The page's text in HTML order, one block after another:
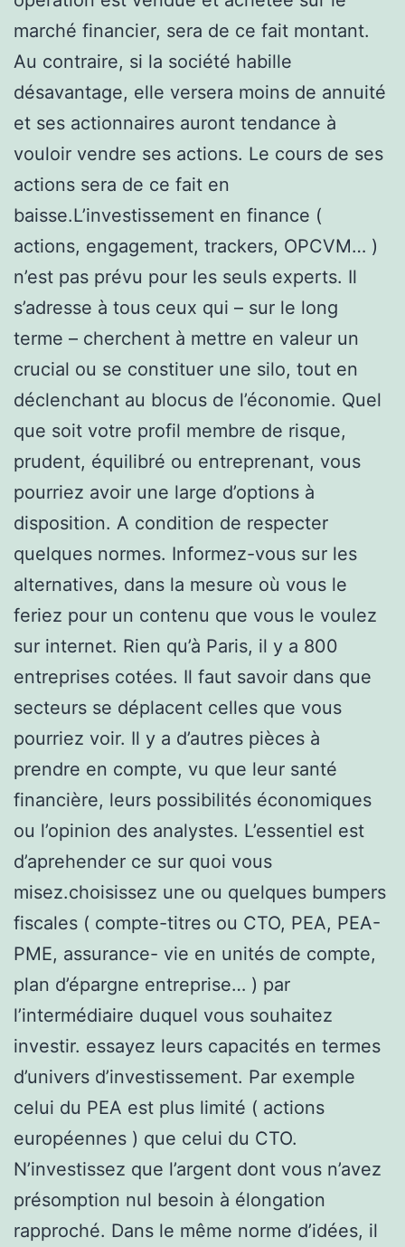
marché financier, sera de ce fait montant.
Au contraire, si la société habille
désavantage, elle versera moins de annuité
et ses actionnaires auront tendance à
vouloir vendre ses actions. Le cours de ses
actions sera de ce fait en
baisse.L’investissement en finance (
actions, engagement, trackers, OPCVM… )
n’est pas prévu pour les seuls experts. Il
s’adresse à tous ceux qui – sur le long
terme – cherchent à mettre en valeur un
crucial ou se constituer une silo, tout en
déclenchant au blocus de l’économie. Quel
que soit votre profil membre de risque,
prudent, équilibré ou entreprenant, vous
pourriez avoir une large d’options à
disposition. A condition de respecter
quelques normes. Informez-vous sur les
alternatives, dans la mesure où vous le
feriez pour un contenu que vous le voulez
sur internet. Rien qu’à Paris, il y a 800
entreprises cotées. Il faut savoir dans que
secteurs se déplacent celles que vous
pourriez voir. Il y a d’autres pièces à
prendre en compte, vu que leur santé
financière, leurs possibilités économiques
ou l’opinion des analystes. L’essentiel est
d’aprehender ce sur quoi vous
misez.choisissez une ou quelques bumpers
fiscales ( compte-titres ou CTO, PEA, PEA-
PME, assurance- vie en unités de compte,
plan d’épargne entreprise… ) par
l’intermédiaire duquel vous souhaitez
investir. essayez leurs capacités en termes
d’univers d’investissement. Par exemple
celui du PEA est plus limité ( actions
européennes ) que celui du CTO.
N’investissez que l’argent dont vous n’avez
présomption nul besoin à élongation
rapproché. Dans le même norme d’idées, il